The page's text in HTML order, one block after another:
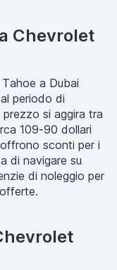
Chevrolet
a Dubai
periodo di
si aggira tra
109-90 dollari
sconti per i
di navigare su
di noleggio per